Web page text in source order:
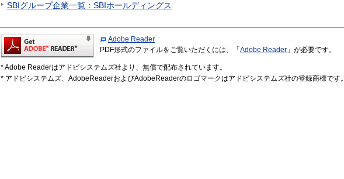
SBIグループ企業一覧：SBIホールディングス
Adobe Reader
PDF形式のファイルをご覧いただくには、「 Adobe Reader 」が必要です。
* Adobe Readerはアドビシステムズ社より、無償で配布されています。
* アドビシステムズ、AdobeReaderおよびAdobeReaderのロゴマークはアドビシステムズ社の登録商標です。